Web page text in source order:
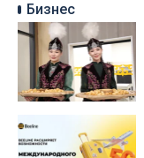
Бизнес